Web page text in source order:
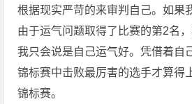
根据现实严苛的来审判自己。如果
由于运气问题取得了比赛的第2名
我只会说是自己运气好。凭借着自
锦标赛中击败最厉害的选手才算得
锦标赛。